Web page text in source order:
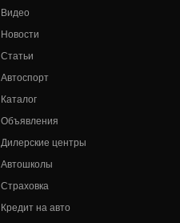
Видео
Новости
Статьи
Автоспорт
Каталог
Объявления
Дилерские центры
Автошколы
Страховка
Кредит на авто